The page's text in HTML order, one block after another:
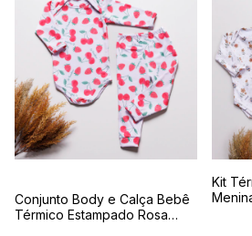
Conjunto Body e Calça Bebê
Térmico Estampado Rosa
Kit